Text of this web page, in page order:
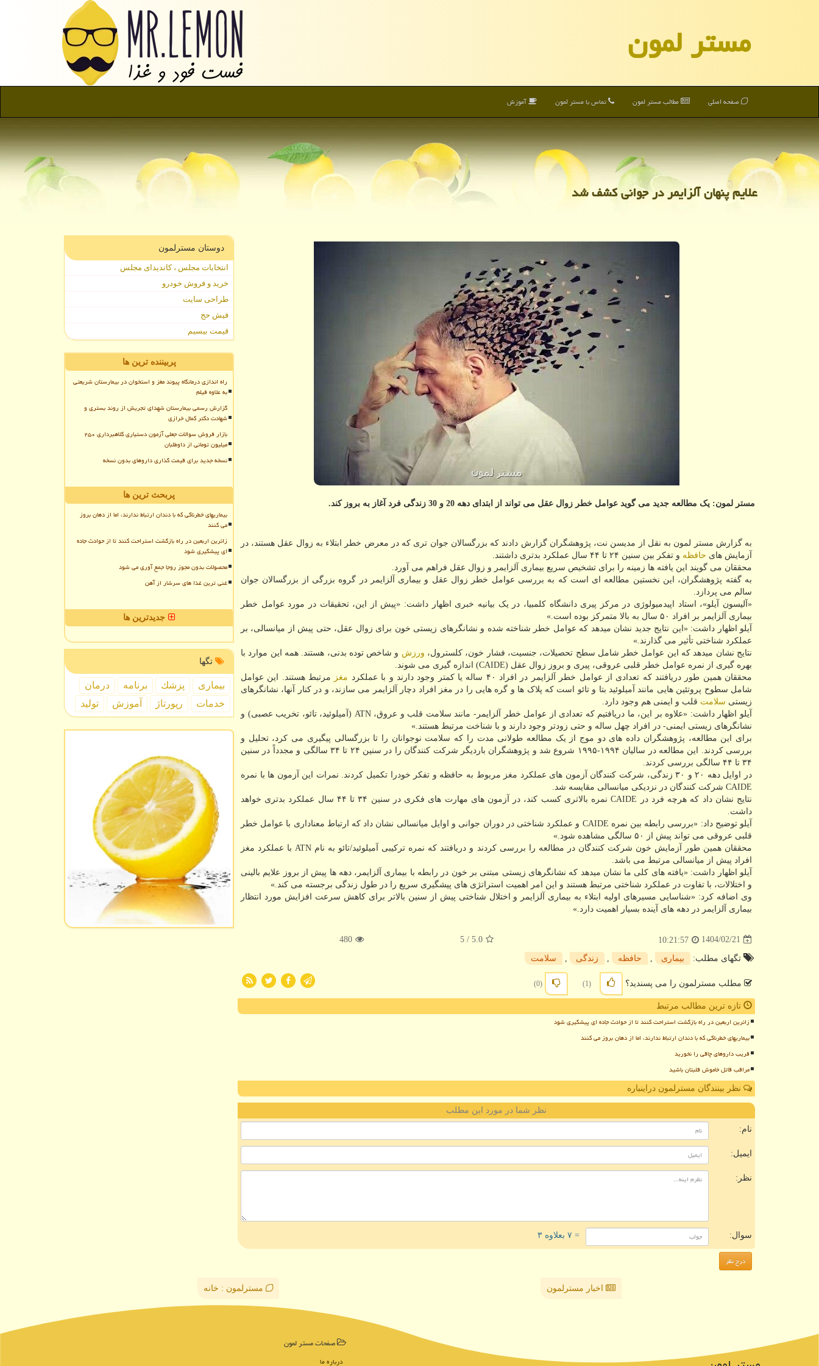
مستر لمون
صفحه اصلی مطالب مستر لمون تماس با مستر لمون آموزش
علایم پنهان آلزایمر در جوانی کشف شد
مستر لمون: یک مطالعه جدید می گوید عوامل خطر زوال عقل می تواند از ابتدای دهه 20 و 30 زندگی فرد آغاز به بروز کند.
به گزارش مستر لمون به نقل از مدیسن نت، پژوهشگران گزارش دادند که بزرگسالان جوان تری که در معرض خطر ابتلاء به زوال عقل هستند، در
آزمایش های حافظه و تفکر بین سنین ۲۴ تا ۴۴ سال عملکرد بدتری داشتند.
محققان می گویند این یافته ها زمینه را برای تشخیص سریع بیماری آلزایمر و زوال عقل فراهم می آورد.
به گفته پژوهشگران، این نخستین مطالعه ای است که به بررسی عوامل خطر زوال عقل و بیماری آلزایمر در گروه بزرگی از بزرگسالان جوان
سالم می پردازد.
«آلیسون آیلو»، استاد اپیدمیولوژی در مرکز پیری دانشگاه کلمبیا، در یک بیانیه خبری اظهار داشت: «پیش از این، تحقیقات در مورد عوامل خطر
بیماری آلزایمر بر افراد ۵۰ سال به بالا متمرکز بوده است.»
آیلو اظهار داشت: «این نتایج جدید نشان میدهد که عوامل خطر شناخته شده و نشانگرهای زیستی خون برای زوال عقل، حتی پیش از میانسالی، بر
عملکرد شناختی تأثیر می گذارند.»
نتایج نشان میدهد که این عوامل خطر شامل سطح تحصیلات، جنسیت، فشار خون، کلسترول، ورزش و شاخص توده بدنی، هستند. همه این موارد با
بهره گیری از نمره عوامل خطر قلبی عروقی، پیری و بروز زوال عقل (CAIDE) اندازه گیری می شوند.
محققان همین طور دریافتند که تعدادی از عوامل خطر آلزایمر در افراد ۴۰ ساله یا کمتر وجود دارند و با عملکرد
مغز
مرتبط هستند. این عوامل
شامل سطوح پروتئین هایی مانند آمیلوئید بتا و تائو است که پلاک ها و گره هایی را در مغز افراد دچار آلزایمر می سازند، و در کنار آنها، نشانگرهای
زیستی سلامت قلب و ایمنی هم وجود دارد.
آیلو اظهار داشت: «علاوه بر این، ما دریافتیم که تعدادی از عوامل خطر آلزایمر- مانند سلامت قلب و عروق، ATN (آمیلوئید، تائو، تخریب عصبی) و
نشانگرهای زیستی ایمنی- در افراد چهل ساله و حتی زودتر وجود دارند و با شناخت مرتبط هستند.»
برای این مطالعه، پژوهشگران داده های دو موج از یک مطالعه طولانی مدت را که سلامت نوجوانان را تا بزرگسالی پیگیری می کرد، تحلیل و
بررسی کردند. این مطالعه در سالیان ۱۹۹۴-۱۹۹۵ شروع شد و پژوهشگران باردیگر شرکت کنندگان را در سنین ۲۴ تا ۳۴ سالگی و مجدداً در سنین
۳۴ تا ۴۴ سالگی بررسی کردند.
در اوایل دهه ۲۰ و ۳۰ زندگی، شرکت کنندگان آزمون های عملکرد مغز مربوط به حافظه و تفکر خودرا تکمیل کردند. نمرات این آزمون ها با نمره
CAIDE شرکت کنندگان در نزدیکی میانسالی مقایسه شد.
نتایج نشان داد که هرچه فرد در CAIDE نمره بالاتری کسب کند، در آزمون های مهارت های فکری در سنین ۳۴ تا ۴۴ سال عملکرد بدتری خواهد
داشت.
آیلو توضیح داد: «بررسی رابطه بین نمره CAIDE و عملکرد شناختی در دوران جوانی و اوایل میانسالی نشان داد که ارتباط معناداری با عوامل خطر
قلبی عروقی می تواند پیش از ۵۰ سالگی مشاهده شود.»
محققان همین طور آزمایش خون شرکت کنندگان در مطالعه را بررسی کردند و دریافتند که نمره ترکیبی آمیلوئید/تائو به نام ATN با عملکرد مغز
افراد پیش از میانسالی مرتبط می باشد.
آیلو اظهار داشت: «یافته های کلی ما نشان میدهد که نشانگرهای زیستی مبتنی بر خون در رابطه با بیماری آلزایمر، دهه ها پیش از بروز علایم بالینی
و اختلالات، با تفاوت در عملکرد شناختی مرتبط هستند و این امر اهمیت استراتژی های پیشگیری سریع را در طول زندگی برجسته می کند.»
وی اضافه کرد: «شناسایی مسیرهای اولیه ابتلاء به بیماری آلزایمر و اختلال شناختی پیش از سنین بالاتر برای کاهش سرعت افزایش مورد انتظار
بیماری آلزایمر در دهه های آینده بسیار اهمیت دارد.»
1404/02/21
10:21:57
5.0
/ 5
480
تگهای مطلب: بیماری حافظه زندگی سلامت
مطلب مسترلمون را می پسندید؟ (1)
(0)
تازه ترین مطالب مرتبط
زائرین اربعین در راه بازگشت استراحت کنند تا از حوادث جاده ای پیشگیری شود
بیماریهای خطرناکی که با دندان ارتباط ندارند، اما از دهان بروز می کنند
فریب داروهای چاقی را نخورید
مراقب قاتل خاموش قلبتان باشید
نظر بینندگان مسترلمون دراینباره
نظر شما در مورد این مطلب
نام:
ایمیل:
نظر:
سوال: = ۷ بعلاوه ۳
دوستان مسترلمون
انتخابات مجلس ، کاندیدای مجلس
خرید و فروش خودرو
طراحی سایت
فیش حج
قیمت بیسیم
پربیننده ترین ها
راه اندازی درمانگاه پیوند مغز و استخوان در بیمارستان شریعتی
به علاوه فیلم
گزارش رسمی بیمارستان شهدای تجریش از روند بستری و
شهادت دکتر کمال خرازی
بازار فروش سوالات جعلی آزمون دستیاری کلاهبرداری ۲۵۰
میلیون تومانی از داوطلبان
نسخه جدید برای قیمت گذاری داروهای بدون نسخه
پربحث ترین ها
بیماریهای خطرناکی که با دندان ارتباط ندارند، اما از دهان بروز
می کنند
زائرین اربعین در راه بازگشت استراحت کنند تا از حوادث جاده
ای پیشگیری شود
محصولات بدون مجوز روجا جمع آوری می شود
غنی ترین غذا های سرشار از آهن
جدیدترین ها
تگها
بیماری پزشك برنامه
درمان
خدمات
رپورتاژ آموزش تولید
اخبار مسترلمون مسترلمون : خانه
صفحات مستر لمون
درباره ما